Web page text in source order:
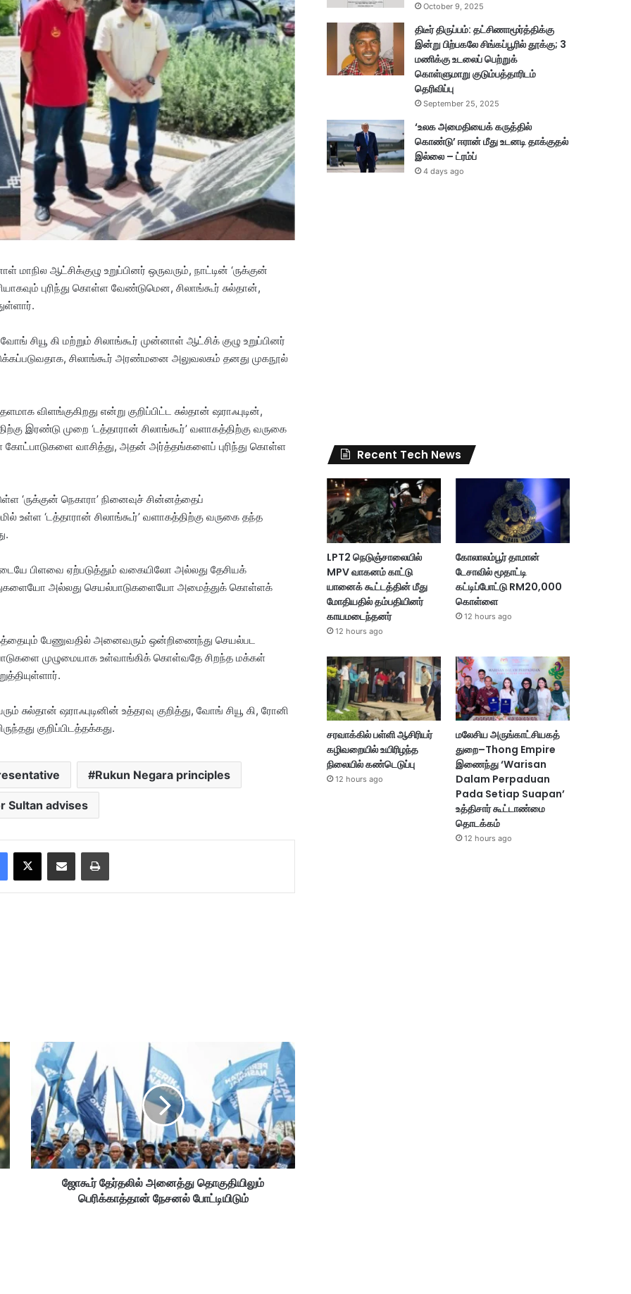
ஆட்சிக்குழு உறுப்பினர் ஒருவரும், நாட்டின் ‘ருக்குன்
புரிந்து கொள்ள வேண்டுமென, சிலாங்கூர் சுல்தான்,
சியூ கி மற்றும் சிலாங்கூர் முன்னாள் ஆட்சிக் குழு உறுப்பினர்
சிலாங்கூர் அரண்மனை அலுவலகம் தனது முகநூல்
விளங்குகிறது என்று குறிப்பிட்ட சுல்தான் ஷராஃபுடின்,
இரண்டு முறை ‘டத்தாரான் சிலாங்கூர்’ வளாகத்திற்கு வருகை
கோட்பாடுகளை வாசித்து, அதன் அர்த்தங்களைப் புரிந்து கொள்ள
‘ருக்குன் நெகாரா’ நினைவுச் சின்னத்தைப்
உள்ள ‘டத்தாரான் சிலாங்கூர்’ வளாகத்திற்கு வருகை தந்த
பிளவை ஏற்படுத்தும் வகையிலோ அல்லது தேசியக்
அல்லது செயல்பாடுகளையோ அமைத்துக் கொள்ளக்
பேணுவதில் அனைவரும் ஒன்றிணைந்து செயல்பட
முழுமையாக உள்வாங்கிக் கொள்வதே சிறந்த மக்கள்
ஷராஃபுடினின் உத்தரவு குறித்து, வோங் சியூ கி, ரோனி
குறிப்பிடத்தக்கது.
Rukun Negara principles
Sultan advises
ஜோ
கூ
தே
ர்
த
லி
ல்
அ
ஜோகூர் தேர்தலில் அனைத்து தொகுதியிலும்
பெரிக்காத்தான் நேசனல் போட்டியிடும்
October 9, 2025
திடீர் திருப்பம்: தட்சிணாமூர்த்திக்கு
இன்று பிற்பகலே சிங்கப்பூரில் தூக்கு; 3
மணிக்கு உடலைப் பெற்றுக்
கொள்ளுமாறு குடும்பத்தாரிடம்
தெரிவிப்பு
September 25, 2025
‘உலக அமைதியைக் கருத்தில்
கொண்டு’ ஈரான் மீது உடனடி தாக்குதல்
இல்லை – ட்ரம்ப்
4 days ago
Recent Tech News
LPT2 நெடுஞ்சாலையில்
MPV வாகனம் காட்டு
யானைக் கூட்டத்தின் மீது
மோதியதில் தம்பதியினர்
காயமடைந்தனர்
12 hours ago
கோலாலம்பூர் தாமான்
டேசாவில் மூதாட்டி
கட்டிப்போட்டு RM20,000
கொள்ளை
12 hours ago
சரவாக்கில் பள்ளி ஆசிரியர்
கழிவறையில் உயிரிழந்த
நிலையில் கண்டெடுப்பு
12 hours ago
மலேசிய அருங்காட்சியகத்
துறை–Thong Empire
இணைந்து ‘Warisan
Dalam Perpaduan
Pada Setiap Suapan’
உத்திசார் கூட்டாண்மை
தொடக்கம்
12 hours ago